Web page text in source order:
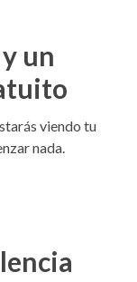
un
viendo tu
nada.